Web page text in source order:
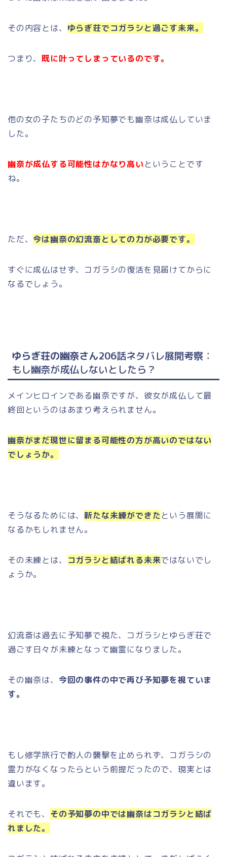
その内容とは、 ゆらぎ荘でコガラシと過ごす未来。
つまり、既に叶ってしまっているのです。
他の女の子たちのどの予知夢でも幽奈は成仏していま
した。
幽奈が成仏する可能性はかなり高いということです
ね。
ただ、 今は幽奈の幻流斎としての力が必要です。
すぐに成仏はせず、コガラシの復活を見届けてからに
なるでしょう。
ゆらぎ荘の幽奈さん206話ネタバレ展開考察：
もし幽奈が成仏しないとしたら？
メインヒロインである幽奈ですが、彼女が成仏して最
終回というのはあまり考えられません。
幽奈がまだ現世に留まる可能性の方が高いのではない
でしょうか。
そうなるためには、新たな未練ができたという展開に
なるかもしれません。
その未練とは、 コガラシと結ばれる未来ではないでし
ょうか。
幻流斎は過去に予知夢で視た、コガラシとゆらぎ荘で
過ごす日々が未練となって幽霊になりました。
その幽奈は、 今回の事件の中で再び予知夢を視ていま
す。
もし修学旅行で酌人の襲撃を止められず、コガラシの
霊力がなくなったらという前提だったので、現実とは
違います。
それでも、 その予知夢の中では幽奈はコガラシと結ば
れました。